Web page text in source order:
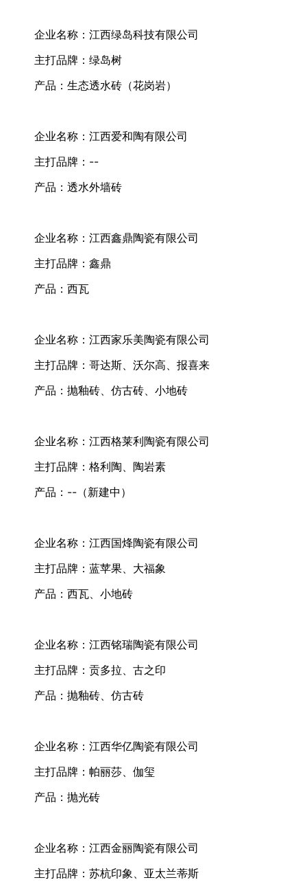
企业名称：江西绿岛科技有限公司
主打品牌：绿岛树
产品：生态透水砖（花岗岩）
企业名称：江西爱和陶有限公司
主打品牌：--
产品：透水外墙砖
企业名称：江西鑫鼎陶瓷有限公司
主打品牌：鑫鼎
产品：西瓦
企业名称：江西家乐美陶瓷有限公司
主打品牌：哥达斯、沃尔高、报喜来
产品：抛釉砖、仿古砖、小地砖
企业名称：江西格莱利陶瓷有限公司
主打品牌：格利陶、陶岩素
产品：--（新建中）
企业名称：江西国烽陶瓷有限公司
主打品牌：蓝苹果、大福象
产品：西瓦、小地砖
企业名称：江西铭瑞陶瓷有限公司
主打品牌：贡多拉、古之印
产品：抛釉砖、仿古砖
企业名称：江西华亿陶瓷有限公司
主打品牌：帕丽莎、伽玺
产品：抛光砖
企业名称：江西金丽陶瓷有限公司
主打品牌：苏杭印象、亚太兰蒂斯